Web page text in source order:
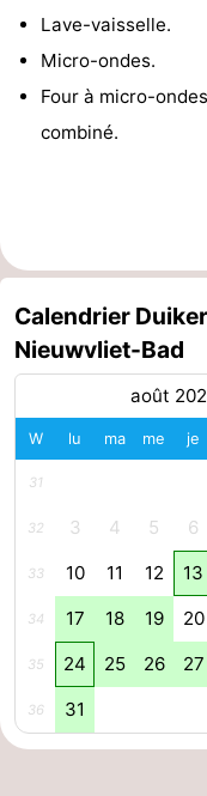
Nature
Flandre-
côte
-
Knokke-
Heist
Zeebrugge
-
Blankenberge
Wenduine
Météo
Contact
Lave-vaisselle.
Micro-ondes.
Four à micro-ondes
combiné.
Calendrier
Nieuwvliet-Bad
août
W lu ma me je
31
32 3 4 5 6
33 10 11 12 13
34 17 18 19 20
35 24 25 26 27
36 31